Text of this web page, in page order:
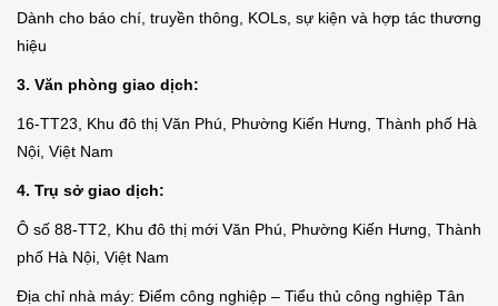
Dành cho báo chí, truyền thông, KOLs, sự kiện và hợp tác thương
hiệu
3. Văn phòng giao dịch:
16-TT23, Khu đô thị Văn Phú, Phường Kiến Hưng, Thành phố Hà
Nội, Việt Nam
4. Trụ sở giao dịch:
Ô số 88-TT2, Khu đô thị mới Văn Phú, Phường Kiến Hưng, Thành
phố Hà Nội, Việt Nam
Địa chỉ nhà máy: Điểm công nghiệp – Tiểu thủ công nghiệp Tân